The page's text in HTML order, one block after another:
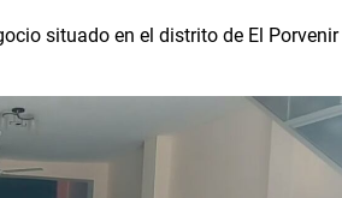
situado en el distrito de El Porvenir